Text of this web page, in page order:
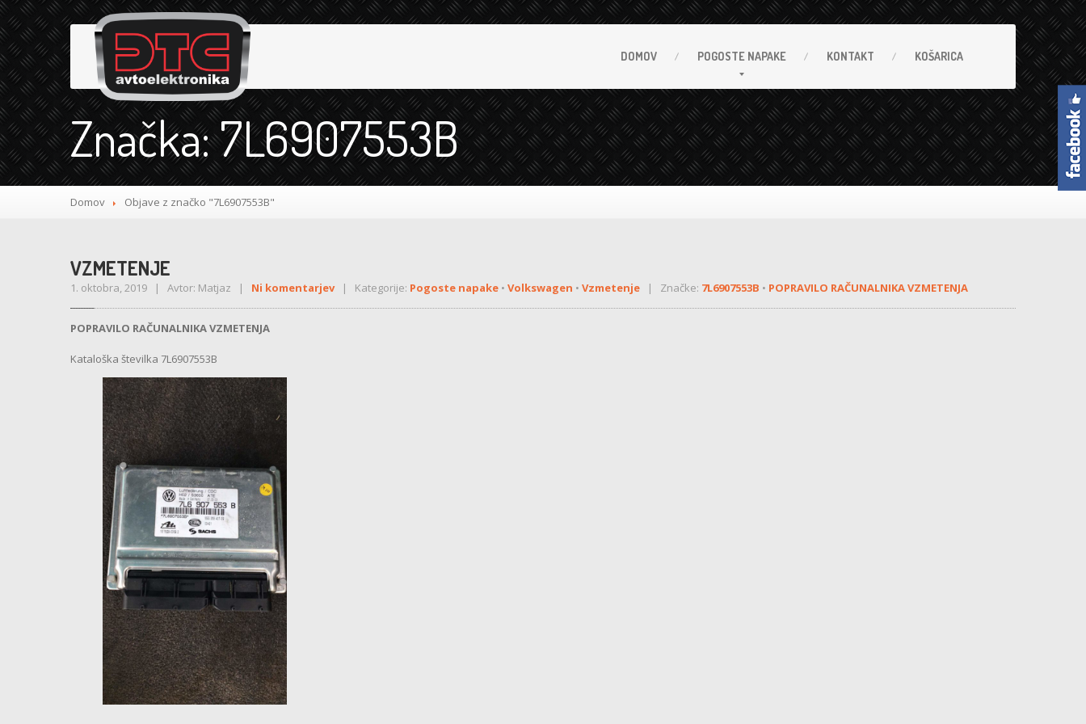
DOMOV POGOSTE NAPAKE KONTAKT KOŠARICA
Značka: 7L6907553B
Domov Objave z značko "7L6907553B"
VZMETENJE
1. oktobra, 2019 | Avtor: Matjaz | Ni komentarjev| Kategorije: Pogoste napake • Volkswagen • Vzmetenje | Značke: 7L6907553B • POPRAVILO RAČUNALNIKA VZMETENJA
POPRAVILO RAČUNALNIKA VZMETENJA
Kataloška številka 7L6907553B